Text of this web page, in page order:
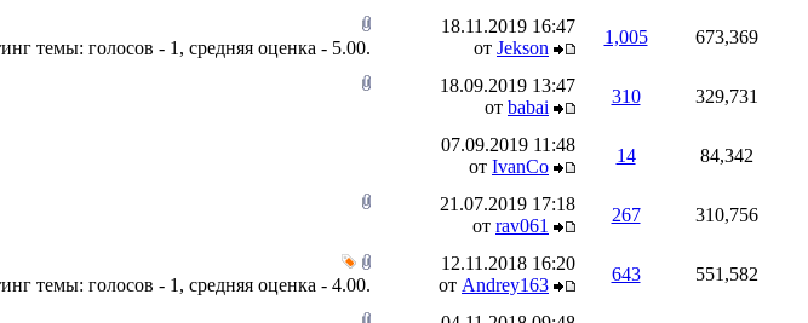
18.11.2019 16:47
от Jekson
1,005 673,369
18.09.2019 13:47
от babai
310 329,731
07.09.2019 11:48
от IvanCo
14 84,342
21.07.2019 17:18
от rav061
267 310,756
12.11.2018 16:20
от Andrey163
643 551,582